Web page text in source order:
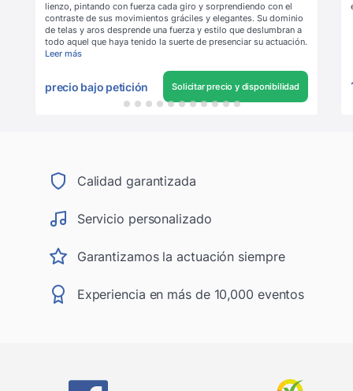
lienzo, pintando con fuerza cada giro y sorprendiendo con el
contraste de sus movimientos gráciles y elegantes. Su dominio
de telas y aros desprende una fuerza y estilo que deslumbran a
todo aquel que haya tenido la suerte de presenciar su actuación.
Leer más
precio bajo petición Solicitar precio y disponibilidad
Calidad garantizada
Servicio personalizado
Garantizamos la actuación siempre
Experiencia en más de 10,000 eventos